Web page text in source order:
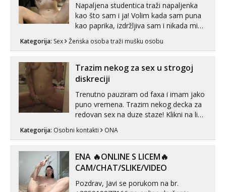
Napaljena studentica traži napaljenka
kao što sam i ja! Volim kada sam puna
kao paprika, izdržljiva sam i nikada mi
puta dnevno bilo kad i bilo gdje zato se
link ispod i nadji me tamo, cekam te!
Kategorija: Sex Ženska osoba traži mušku osobu
Trazim nekog za sex u strogoj
diskreciji
Trenutno pauziram od faxa i imam jako
puno vremena. Trazim nekog decka za
redovan sex na duze staze! Klikni na link
Kategorija: Osobni kontakti ONA
ENA 🔥ONLINE S LICEM🔥
CAM/CHAT/SLIKE/VIDEO
Pozdrav, Javi se porukom na br.